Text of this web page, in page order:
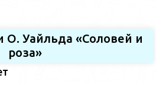
О. Уайльда «Соловей и
роза»